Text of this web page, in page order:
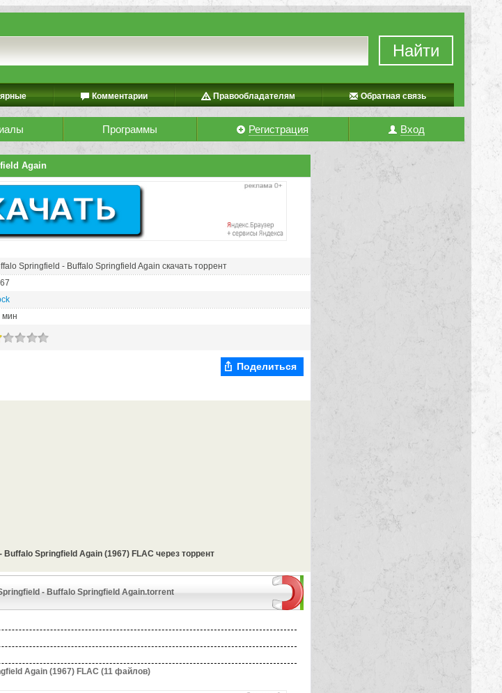
Найти
Комментарии Правообладателям Обратная связь
Программы Регистрация Вход
Again
Springfield - Buffalo Springfield Again скачать торрент
мин
Поделиться
Springfield Again (1967) FLAC через торрент
- Buffalo Springfield Again.torrent
Again (1967) FLAC (11 файлов)